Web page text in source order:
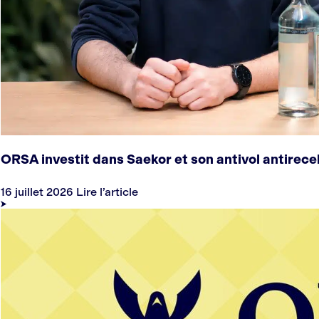
ORSA investit dans Saekor et son antivol
16 juillet 2026 Lire l’article